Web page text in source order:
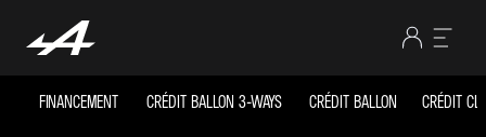
FINANCEMENT CRÉDIT BALLON 3-WAYS CRÉDIT BALLON CRÉDIT